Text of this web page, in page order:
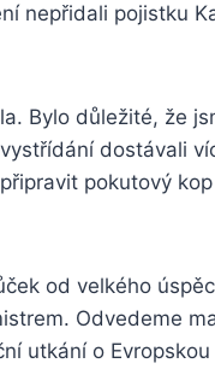
nepřidali pojistku
Bylo důležité, že
dostávali
pokutový
od velkého
Odvedeme
utkání o